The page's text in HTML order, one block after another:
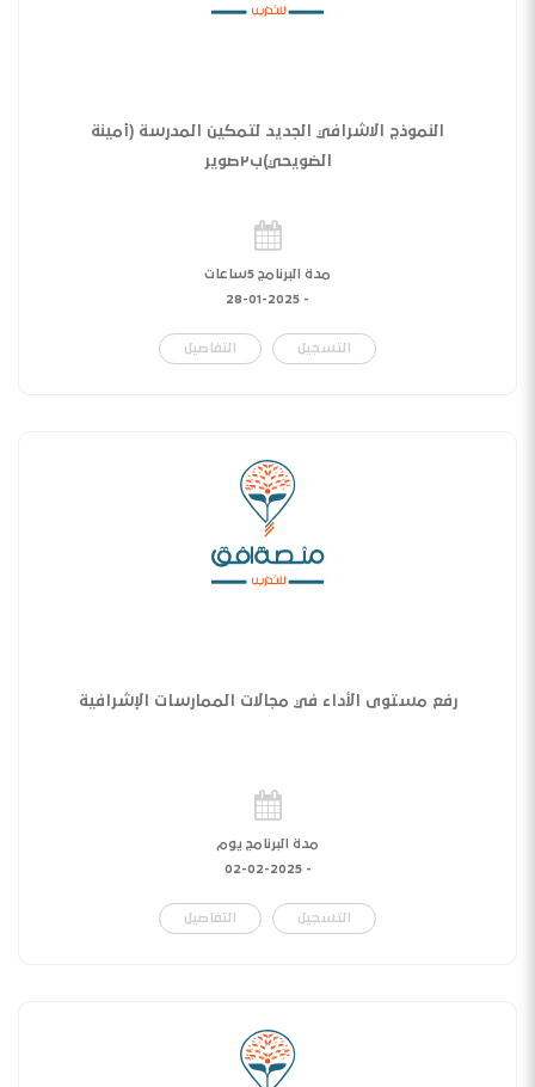
النموذج الاشرافي الجديد لتمكين المدرسة (أمينة
الضويحي)ب٢صوير
مدة البرنامج 5ساعات
-
28-01-2025
التسجيل التفاصيل
رفع مستوى الأداء في مجالات الممارسات الإشرافية
مدة البرنامج يوم
-
02-02-2025
التسجيل التفاصيل